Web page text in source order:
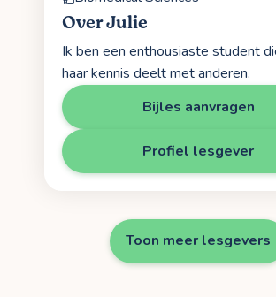
Over Julie
Ik ben een enthousiaste student
haar kennis deelt met anderen.
Bijles aanvragen
Profiel lesgever
Toon meer lesgevers